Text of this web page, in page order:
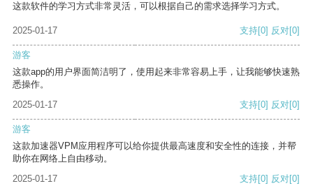
这款软件的学习方式非常灵活，可以根据自己的需求选择学习方式。
2025-01-17 支持[0] 反对[0]
游客
这款app的用户界面简洁明了，使用起来非常容易上手，让我能够快速熟
悉操作。
2025-01-17
支持[0] 反对[0]
游客
这款加速器VPM应用程序可以给你提供最高速度和安全性的连接，并帮
助你在网络上自由移动。
2025-01-17
支持[0] 反对[0]